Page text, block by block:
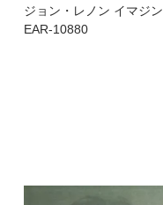
ジョン・レノン イマジン
EAR-10880